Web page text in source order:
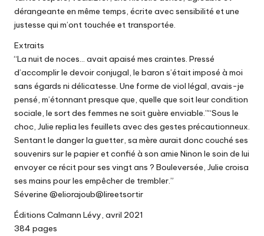
dérangeante en même temps, écrite avec sensibilité et une
justesse qui m’ont touchée et transportée.
Extraits
“La nuit de noces… avait apaisé mes craintes. Pressé
d’accomplir le devoir conjugal, le baron s’était imposé à moi
sans égards ni délicatesse. Une forme de viol légal, avais-je
pensé, m’étonnant presque que, quelle que soit leur condition
sociale, le sort des femmes ne soit guère enviable.”“Sous le
choc, Julie replia les feuillets avec des gestes précautionneux.
Sentant le danger la guetter, sa mère aurait donc couché ses
souvenirs sur le papier et confié à son amie Ninon le soin de lui
envoyer ce récit pour ses vingt ans ? Bouleversée, Julie croisa
ses mains pour les empêcher de trembler.”
Séverine @eliorajoub@lireetsortir
Éditions Calmann Lévy, avril 2021
384 pages